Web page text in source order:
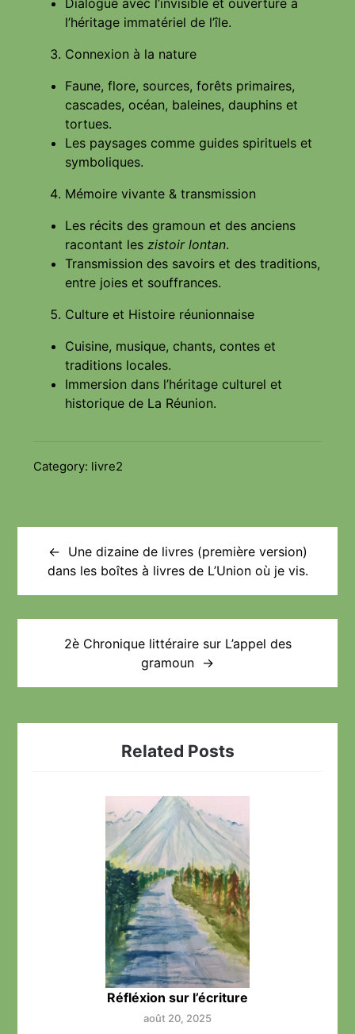
l’héritage immatériel de l’île.
Connexion à la nature
Faune, flore, sources, forêts primaires,
cascades, océan, baleines, dauphins et
tortues.
Les paysages comme guides spirituels et
symboliques.
Mémoire vivante & transmission
Les récits des gramoun et des anciens
racontant leszistoir lontan.
Transmission des savoirs et des traditions,
entre joies et souffrances.
Culture et Histoire réunionnaise
Cuisine, musique, chants, contes et
traditions locales.
Immersion dans l’héritage culturel et
historique de La Réunion.
Category: livre2
Navigation
l’article
Une dizaine de livres (première version)
dans les boîtes à livres de L’Union où je vis.
2è Chronique littéraire sur L’appel des
gramoun
Related Posts
Réfléxion sur l’écriture
août 20, 2025